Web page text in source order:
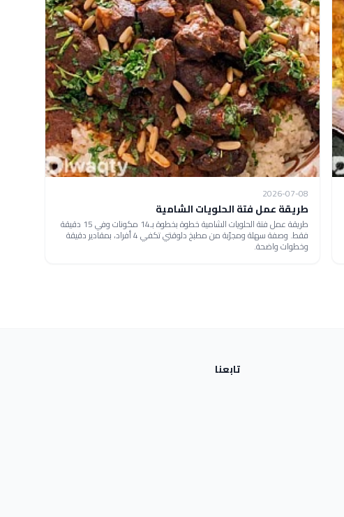
2026-07-08
طريقة عمل فتة الحلويات الشامية
طريقة عمل فتة الحلويات الشامية خطوة بخطوة بـ14 مكونات وفي 15 دقيقة
فقط. وصفة سهلة ومجرّبة من مطبخ دلوقتي تكفي 4 أفراد، بمقادير دقيقة
وخطوات واضحة.
تابعنا